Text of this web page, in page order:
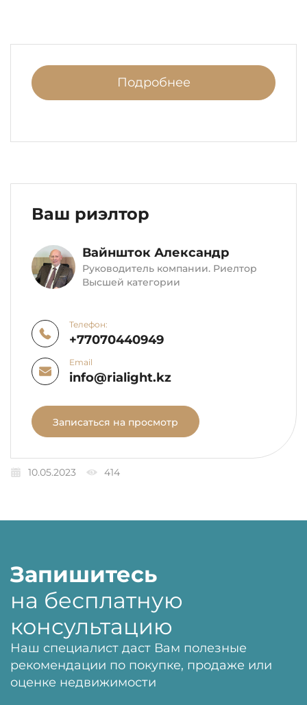
Подробнее
Ваш риэлтор
Вайншток Александр
Руководитель компании. Риелтор
Высшей категории
Телефон:
+77070440949
Email
info@rialight.kz
Записаться на просмотр
10.05.2023 414
Запишитесь
на бесплатную
консультацию
Наш специалист даст Вам полезные
рекомендации по покупке, продаже или
оценке недвижимости